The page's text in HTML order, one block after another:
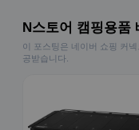
N스토어 캠핑용품
이 포스팅은 네이버 쇼핑 커
공받습니다.